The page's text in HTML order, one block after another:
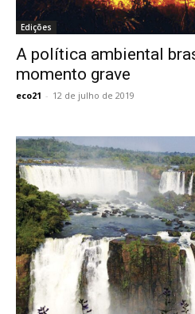
Edições
A política ambiental
momento grave
eco21 - 12 de julho de 2019